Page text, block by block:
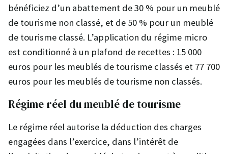
bénéficiez d’un abattement de 30 % pour un meublé
de tourisme non classé, et de 50 % pour un meublé
de tourisme classé. L’application du régime micro
est conditionné à un plafond de recettes : 15 000
euros pour les meublés de tourisme classés et 77 700
euros pour les meublés de tourisme non classés.
Régime réel du meublé de tourisme
Le régime réel autorise la déduction des charges
engagées dans l’exercice, dans l’intérêt de